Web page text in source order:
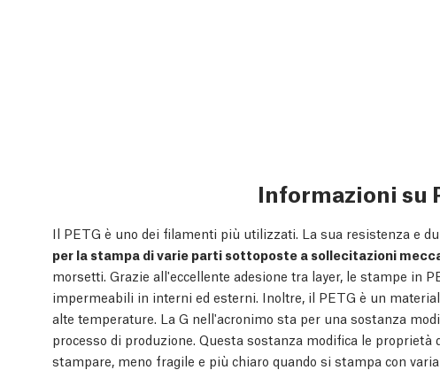
Informazioni su
Il PETG è uno dei filamenti più utilizzati. La sua resistenza e
per la stampa di varie parti sottoposte a sollecitazioni
morsetti. Grazie all'eccellente adesione tra layer, le stampe in
impermeabili in interni ed esterni. Inoltre, il PETG è un
alte temperature. La G nell'acronimo sta per una sostanza
processo di produzione. Questa sostanza modifica le proprietà
stampare, meno fragile e più chiaro quando si stampa con